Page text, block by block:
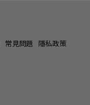
常見問題 隱私政策